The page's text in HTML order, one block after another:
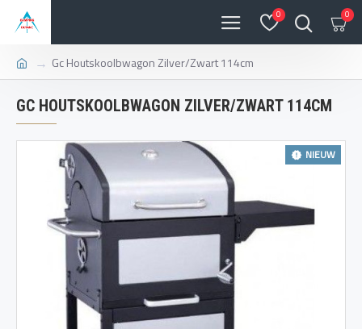
0 0
Gc Houtskoolbwagon Zilver/Zwart 114cm
GC HOUTSKOOLBWAGON ZILVER/ZWART 114CM
NIEUW